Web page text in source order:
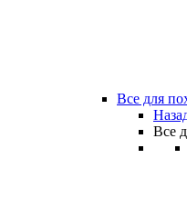
Все для
Все